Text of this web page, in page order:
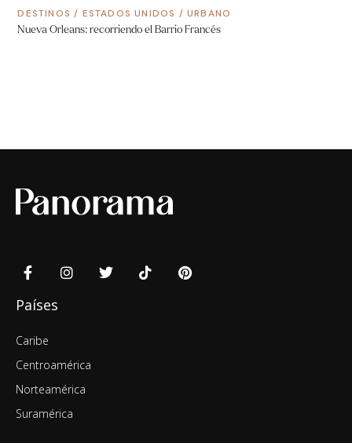
DESTINOS / ESTADOS UNIDOS /URBANO
Nueva Orleans: recorriendo el Barrio Francés
Países
Caribe
Centroamérica
Norteamérica
Suramérica